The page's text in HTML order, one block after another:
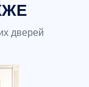
дверей